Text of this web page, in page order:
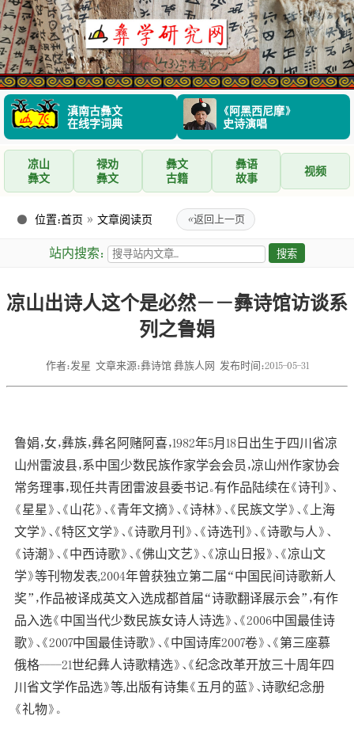
滇南古彝文
在线字词典
《阿黑西尼摩》
史诗演唱
凉山
彝文
禄劝
彝文
彝文
古籍
彝语
故事
视频
位置：首页 » 文章阅读页 «返回上一页
站内搜索：
凉山出诗人这个是必然――彝诗馆访谈系
列之鲁娟
作者：发星 文章来源：彝诗馆 彝族人网 发布时间：2015-05-31
鲁娟，女，彝族，彝名阿赌阿喜，1982年5月18日出生于四川省凉
山州雷波县，系中国少数民族作家学会会员，凉山州作家协会
常务理事，现任共青团雷波县委书记。有作品陆续在《诗刊》、
《星星》、《山花》、《青年文摘》、《诗林》、《民族文学》、《上海
文学》、《特区文学》、《诗歌月刊》、《诗选刊》、《诗歌与人》、
《诗潮》、《中西诗歌》、《佛山文艺》、《凉山日报》、《凉山文
学》等刊物发表,2004年曾获独立第二届“中国民间诗歌新人
奖”，作品被译成英文入选成都首届“诗歌翻译展示会”，有作
品入选《中国当代少数民族女诗人诗选》、《2006中国最佳诗
歌》、《2007中国最佳诗歌》、《中国诗库2007卷》、《第三座慕
俄格----21世纪彝人诗歌精选》、《纪念改革开放三十周年四
川省文学作品选》等,出版有诗集《五月的蓝》、诗歌纪念册
《礼物》。